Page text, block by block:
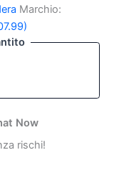
Marchio:
Now
rischi!